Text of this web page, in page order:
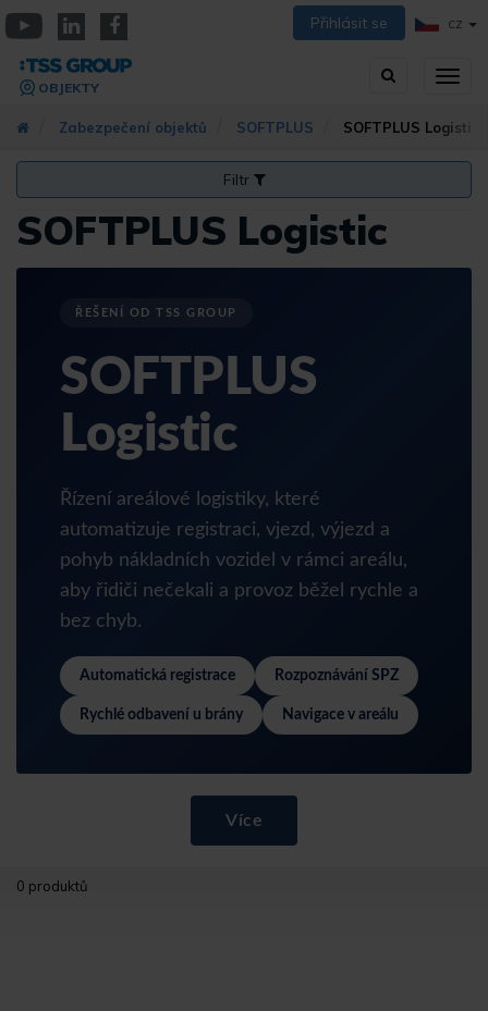
Přejít
k
hlavnímu
obsahu
Přihlásit se CZ
Vyhledávání
OBJEKTY
Zabezpečení objektů SOFTPLUS SOFTPLUS Logistic
Filtr
SOFTPLUS Logistic
ŘEŠENÍ OD TSS GROUP
SOFTPLUS
Logistic
Řízení areálové logistiky, které
automatizuje registraci, vjezd, výjezd a
pohyb nákladních vozidel v rámci areálu,
aby řidiči nečekali a provoz běžel rychle a
bez chyb.
Automatická registrace Rozpoznávání SPZ
Rychlé odbavení u brány Navigace v areálu
Více
0 produktů